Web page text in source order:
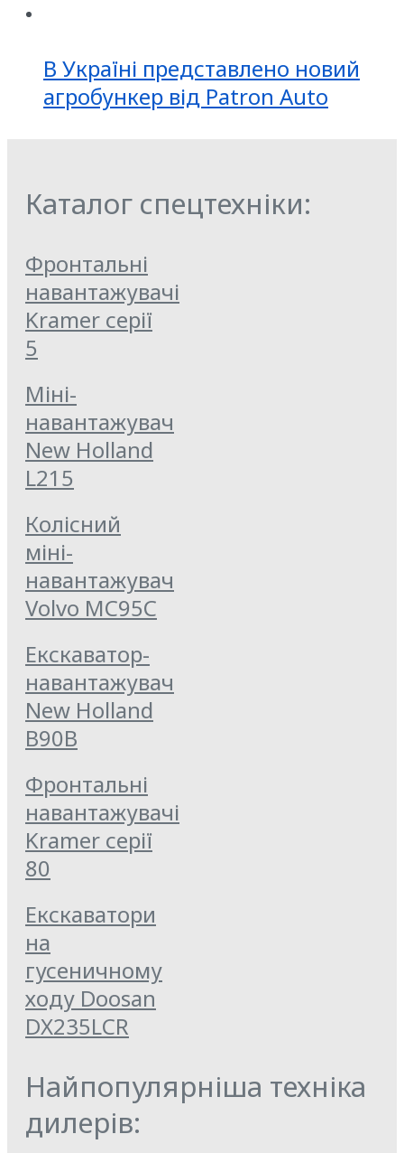
В Україні представлено новий
агробункер від Patron Auto
Каталог спецтехніки:
Фронтальні
навантажувачі
Kramer серії
5
Міні-
навантажувач
New Holland
L215
Колісний
міні-
навантажувач
Volvo MC95C
Екскаватор-
навантажувач
New Holland
B90B
Фронтальні
навантажувачі
Kramer серії
80
Екскаватори
на
гусеничному
ходу Doosan
DX235LCR
Найпопулярніша техніка
дилерів: